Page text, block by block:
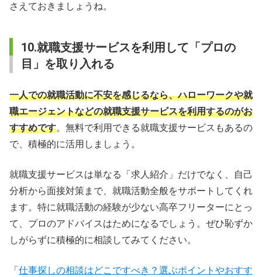
さえておきましょうね。
10.就職支援サービスを利用して「プロの
目」を取り入れる
一人での就職活動に不安を感じるなら、ハローワークや就
職エージェントなどの就職支援サービスを利用するのがお
すすめです。無料で利用できる就職支援サービスもあるの
で、積極的に活用しましょう。
就職支援サービスは単なる「求人紹介」だけでなく、自己
分析から面接対策まで、就職活動全般をサポートしてくれ
ます。特に就職活動の経験が少ない高卒フリーターにとっ
て、プロのアドバイスはためになるでしょう。ぜひ恥ずか
しがらずに積極的に相談してみてください。
「仕事探しの相談はどこですべき？選ぶポイントやおすす